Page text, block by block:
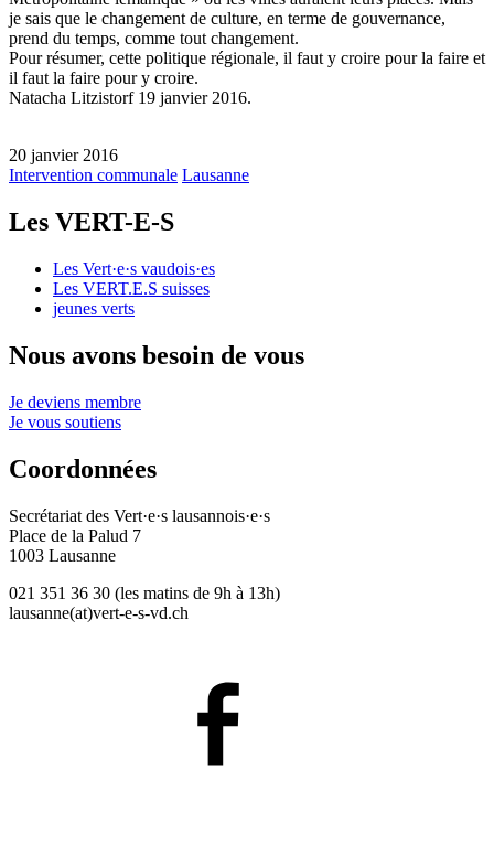
je sais que le changement de culture, en terme de gouvernance,
prend du temps, comme tout changement.
Pour résumer, cette politique régionale, il faut y croire pour la faire et
il faut la faire pour y croire.
Natacha Litzistorf 19 janvier 2016.
20 janvier 2016
Intervention communale Lausanne
Les VERT-E-S
Les Vert·e·s vaudois·es
Les VERT.E.S suisses
jeunes verts
Nous avons besoin de vous
Je deviens membre
Je vous soutiens
Coordonnées
Secrétariat des Vert·e·s lausannois·e·s
Place de la Palud 7
1003 Lausanne
021 351 36 30 (les matins de 9h à 13h)
lausanne(at)vert-e-s-vd.ch